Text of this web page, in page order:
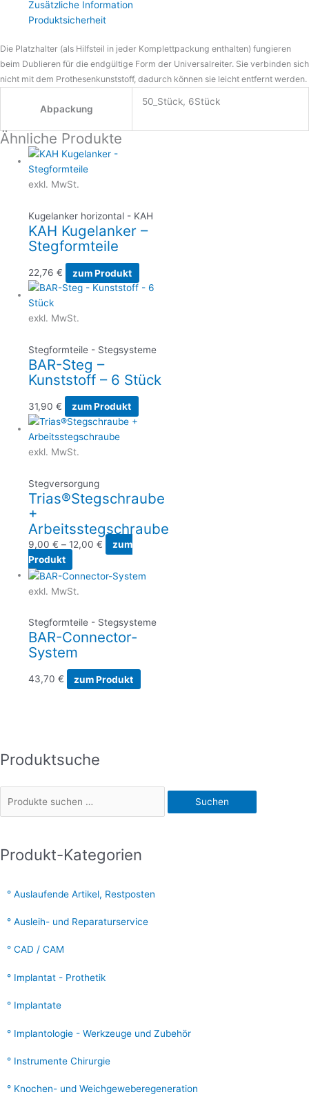
Produktsuche
S
n
Suchen
Produkt-Kategorien
Auslaufende Artikel, Restposten
Ausleih- und Reparaturservice
CAD / CAM
Implantat - Prothetik
Implantate
Implantologie - Werkzeuge und Zubehör
Instrumente Chirurgie
Knochen- und Weichgeweberegeneration
Zusätzliche Information
Produktsicherheit
Die Platzhalter (als Hilfsteil in jeder Komplettpackung enthalten) fungieren
beim Dublieren für die endgültige Form der Universalreiter. Sie verbinden sich
nicht mit dem Prothesenkunststoff, dadurch können sie leicht entfernt werden.
Abpackung
50_Stück, 6Stück
Ähnliche Produkte
exkl. MwSt.
Kugelanker horizontal - KAH
KAH Kugelanker –
Stegformteile
22,76€ zum Produkt
exkl. MwSt.
Stegformteile - Stegsysteme
BAR-Steg –
Kunststoff – 6 Stück
31,90€ zum Produkt
exkl. MwSt.
Stegversorgung
Trias®Stegschraube
+
Arbeitsstegschraube
9,00€ –12,00€
zum
Produkt
exkl. MwSt.
Stegformteile - Stegsysteme
BAR-Connector-
System
43,70€ zum Produkt